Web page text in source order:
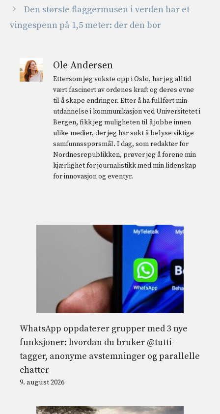
Den største flaggermusen i verden har et
vingespenn på 1,5 meter: der den bor
Ole Andersen
Ettersom jeg vokste opp i Oslo, har jeg alltid
vært fascinert av ordenes kraft og deres evne
til å skape endringer. Etter å ha fullført min
utdannelse i kommunikasjon ved Universitetet i
Bergen, fikk jeg muligheten til å jobbe innen
ulike medier, der jeg har søkt å belyse viktige
samfunnsspørsmål. I dag, som redaktør for
Nordnesrepublikken, prøver jeg å forene min
kjærlighet for journalistikk med min lidenskap
for innovasjon og eventyr.
WhatsApp oppdaterer grupper med 3 nye
funksjoner: hvordan du bruker @tutti-
tagger, anonyme avstemninger og parallelle
chatter
9. august 2026